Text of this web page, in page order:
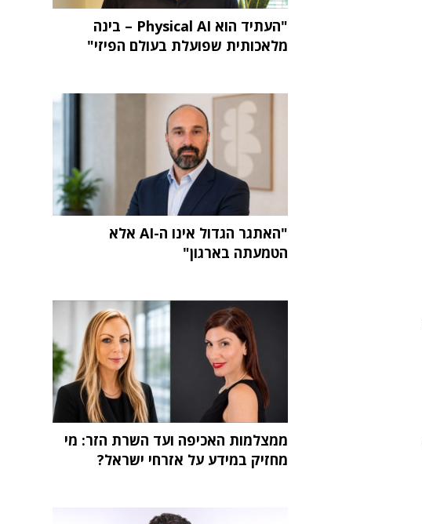
"העתיד הוא Physical AI – בינה
מלאכותית שפועלת בעולם הפיזי"
"האתגר הגדול אינו ה-AI אלא
הטמעתה בארגון"
ממצלמות האכיפה ועד השרת הזר: מי
מחזיק במידע על אזרחי ישראל?